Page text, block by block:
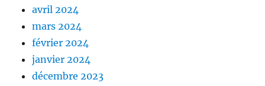
avril 2024
mars 2024
février 2024
janvier 2024
décembre 2023